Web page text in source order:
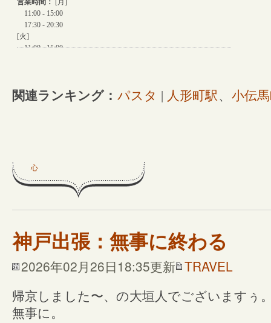
関連ランキング： パスタ | 人形町駅、 小伝
心
神戸出張：無事に終わる
2026年02月26日18:35更新 TRAVEL
帰京しました〜、の大垣人でございますぅ
無事に。